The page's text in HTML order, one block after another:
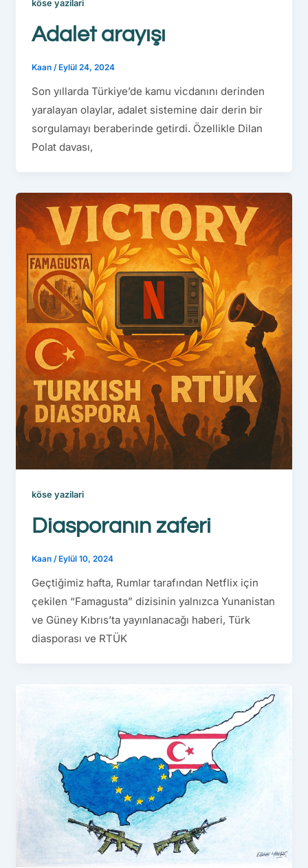
köse yazilari
Adalet arayışı
Kaan / Eylül 24, 2024
Son yıllarda Türkiye’de kamu vicdanını derinden
yaralayan olaylar, adalet sistemine dair derin bir
sorgulamayı beraberinde getirdi. Özellikle Dilan
Polat davası,
köse yazilari
Diasporanın zaferi
Kaan / Eylül 10, 2024
Geçtiğimiz hafta, Rumlar tarafından Netflix için
çekilen “Famagusta” dizisinin yalnızca Yunanistan
ve Güney Kıbrıs’ta yayınlanacağı haberi, Türk
diasporası ve RTÜK